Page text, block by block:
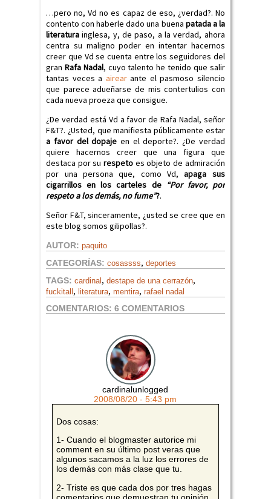
…pero no, Vd no es capaz de eso, ¿verdad?. No
contento con haberle dado una buena patada a la
literatura inglesa, y, de paso, a la verdad, ahora
centra su maligno poder en intentar hacernos
creer que Vd se cuenta entre los seguidores del
gran Rafa Nadal, cuyo talento he tenido que salir
tantas veces a airearante el pasmoso silencio
que parece adueñarse de mis contertulios con
cada nueva proeza que consigue.
¿De verdad está Vd a favor de Rafa Nadal, señor
F&T?. ¿Usted, que manifiesta públicamente estar
a favor del dopaje en el deporte?. ¿De verdad
quiere hacernos creer que una figura que
destaca por surespeto es objeto de admiración
por una persona que, como Vd,apaga sus
cigarrillos en los carteles de “Por favor, por
respeto a los demás, no fume”?.
Señor F&T, sinceramente, ¿usted se cree que en
este blog somos gilipollas?.
AUTOR: paquito
CATEGORÍAS: cosassss,deportes
TAGS: cardinal ,destape de una cerrazón,
fuckitall ,literatura,mentira,rafael nadal
COMENTARIOS:6 COMENTARIOS
cardinalunlogged
2008/08/20 - 5:43 pm
Dos cosas:
1- Cuando el blogmaster autorice mi
comment en su último post veras que
algunos sacamos a la luz los errores de
los demás con más clase que tu.
2- Triste es que cada dos por tres hagas